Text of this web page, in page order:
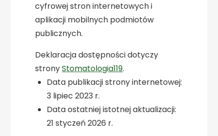
cyfrowej stron internetowych i
aplikacji mobilnych podmiotów
publicznych.
Deklaracja dostępności dotyczy
stronyStomatologia119.
Data publikacji strony internetowej:
3 lipiec 2023 r.
Data ostatniej istotnej aktualizacji:
21 styczeń 2026 r.